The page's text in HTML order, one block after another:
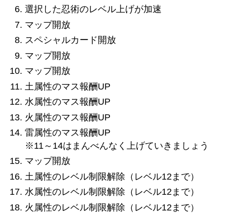
選択した忍術のレベル上げが加速
マップ開放
スペシャルカード開放
マップ開放
マップ開放
土属性のマス報酬UP
水属性のマス報酬UP
火属性のマス報酬UP
雷属性のマス報酬UP
※11～14はまんべんなく上げていきましょう
マップ開放
土属性のレベル制限解除（レベル12まで）
水属性のレベル制限解除（レベル12まで）
火属性のレベル制限解除（レベル12まで）